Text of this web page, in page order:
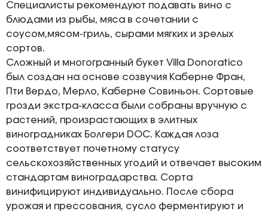
Специалисты рекомендуют подавать вино с
блюдами из рыбы, мяса в сочетании с
соусом,мясом-гриль, сырами мягких и зрелых
сортов.
Сложный и многогранный букет Villa Donoratico
был создан на основе созвучия Каберне Фран,
Пти Вердо, Мерло, Каберне Совиньон. Сортовые
грозди экстра-класса были собраны вручную с
растений, произрастающих в элитных
виноградниках Болгери DOC. Каждая лоза
соответствует почетному статусу
сельскохозяйственных угодий и отвечает высоким
стандартам виноградарства. Сорта
винифицируют индивидуально. После сбора
урожая и прессования, сусло ферментируют и